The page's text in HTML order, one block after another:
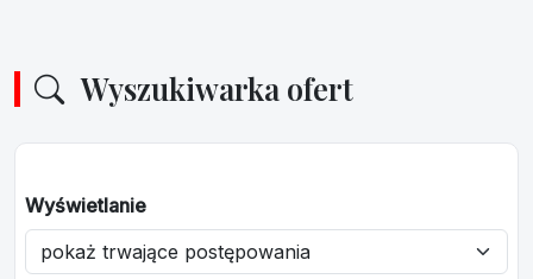
Wyszukiwarka ofert
Wyświetlanie